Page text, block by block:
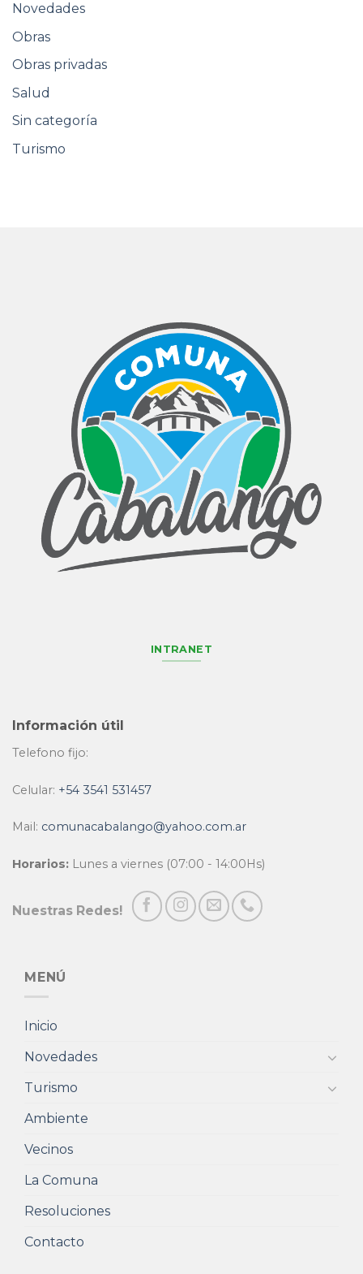
Novedades
Obras
Obras privadas
Salud
Sin categoría
Turismo
INTRANET
Información útil
Telefono fijo:
Celular: +54 3541 531457
Mail: comunacabalango@yahoo.com.ar
Horarios: Lunes a viernes (07:00 - 14:00Hs)
Nuestras Redes!
MENÚ
Inicio
Novedades
Turismo
Ambiente
Vecinos
La Comuna
Resoluciones
Contacto